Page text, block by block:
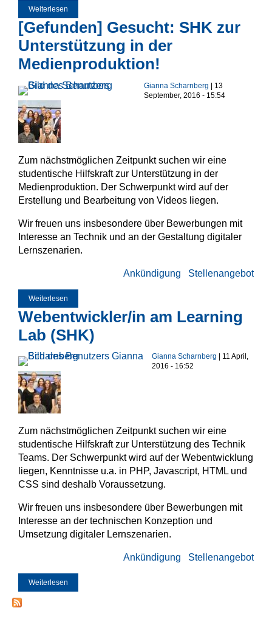
Weiterlesen
[Gefunden] Gesucht: SHK zur
Unterstützung in der
Medienproduktion!
Gianna Scharnberg | 13
September, 2016 - 15:54
Zum nächstmöglichen Zeitpunkt suchen wir eine
studentische Hilfskraft zur Unterstützung in der
Medienproduktion. Der Schwerpunkt wird auf der
Erstellung und Bearbeitung von Videos liegen.
Wir freuen uns insbesondere über Bewerbungen mit
Interesse an Technik und an der Gestaltung digitaler
Lernszenarien.
Stellenangebot
Ankündigung
Weiterlesen
Webentwickler/in am Learning
Lab (SHK)
Gianna Scharnberg
| 11 April,
2016 - 16:52
Zum nächstmöglichen Zeitpunkt suchen wir eine
studentische Hilfskraft zur Unterstützung des Technik
Teams. Der Schwerpunkt wird auf der Webentwicklung
liegen, Kenntnisse u.a. in PHP, Javascript, HTML und
CSS sind deshalb Voraussetzung.
Wir freuen uns insbesondere über Bewerbungen mit
Interesse an der technischen Konzeption und
Umsetzung digitaler Lernszenarien.
Stellenangebot
Ankündigung
Weiterlesen